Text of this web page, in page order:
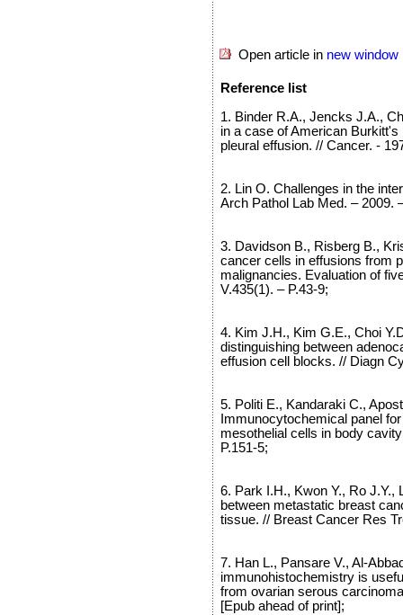
Open article in new window
Reference list
1. Binder R.A., Jencks J.A.,
in a case of American
pleural effusion. // Cancer. -
2. Lin O. Challenges in the
Arch Pathol Lab Med. – 2009.
3. Davidson B., Risberg B.,
cancer cells in effusions from
malignancies. Evaluation of
V.435(1). – P.43-9;
4. Kim J.H., Kim G.E., Choi
distinguishing between
effusion cell blocks. // Diagn
5. Politi E., Kandaraki C.,
Immunocytochemical panel
mesothelial cells in body
P.151-5;
6. Park I.H., Kwon Y., Ro
between metastatic breast
tissue. // Breast Cancer Res
7. Han L., Pansare V., Al-
immunohistochemistry is
from ovarian serous
[Epub ahead of print];